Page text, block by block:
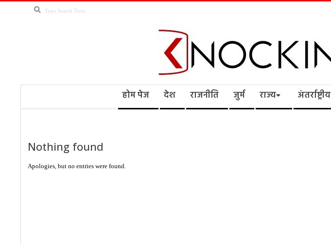
Search
Knocking
होम पेज देश राजनीति जुर्म राज्य अंतर्राष्ट्रीय
Nothing found
Apologies, but no entries were found.